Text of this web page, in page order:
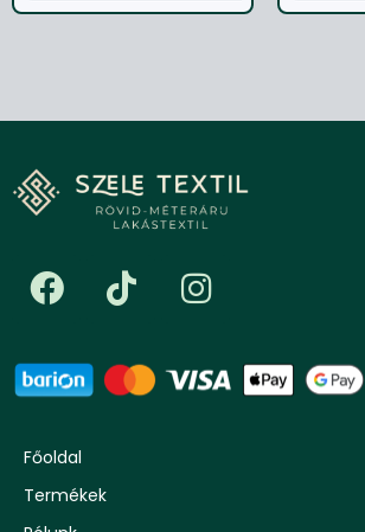
Főoldal
Termékek